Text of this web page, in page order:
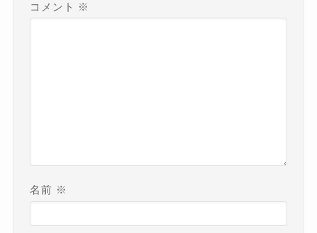
コメント ※
名前 ※